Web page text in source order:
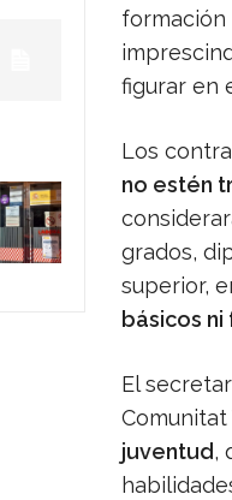
formación
figurar en
Los
no estén
grados,
superior,
básicos
El
juventud,